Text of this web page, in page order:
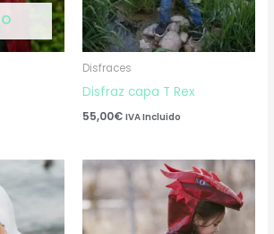
Disfraces
Disfraz capa T Rex
55,00€ IVA Incluido